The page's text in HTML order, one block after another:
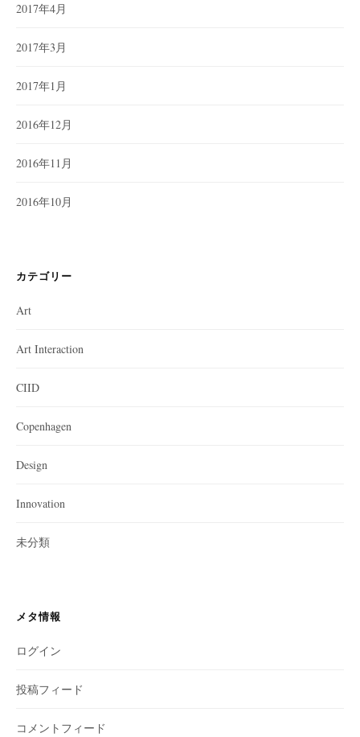
2017年4月
2017年3月
2017年1月
2016年12月
2016年11月
2016年10月
カテゴリー
Art
Art Interaction
CIID
Copenhagen
Design
Innovation
未分類
メタ情報
ログイン
投稿フィード
コメントフィード